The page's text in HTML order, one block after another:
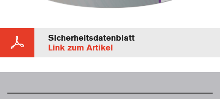
Sicherheitsdatenblatt
Link zum Artikel